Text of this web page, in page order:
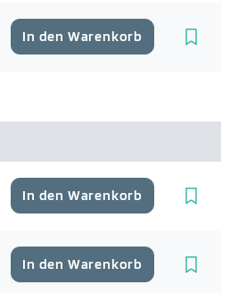
In den Warenkorb
In den Warenkorb
In den Warenkorb